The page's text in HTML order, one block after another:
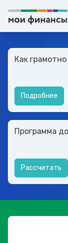
Как
Подробнее
Программа
Рассчитать